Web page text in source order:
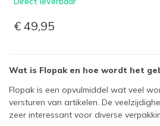
€ 49,95
Wat is Flopak en hoe wordt het
Flopak is een opvulmiddel wat veel
versturen van artikelen. De
zeer interessant voor diverse